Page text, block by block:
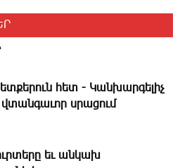
հետ ­- Կանխարգելիչ
վտանգաւոր սրացում
եւ անկախ